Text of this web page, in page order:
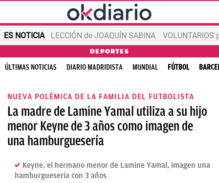
ES NOTICIA LECCIÓN de JOAQUÍN SABINA VOLUNTARIOS
DEPORTES
ÚLTIMAS NOTICIAS DIARIO MADRIDISTA MUNDIAL FÚTBOL
NUEVA POLÉMICA DE LA FAMILIA DEL FUTBOLISTA
La madre de Lamine Yamal utiliza a su hijo
menor Keyne de 3 años como imagen de
una hamburguesería
Keyne, el hermano menor de Lamine Yamal, imagen una
hamburguesería con 3 años